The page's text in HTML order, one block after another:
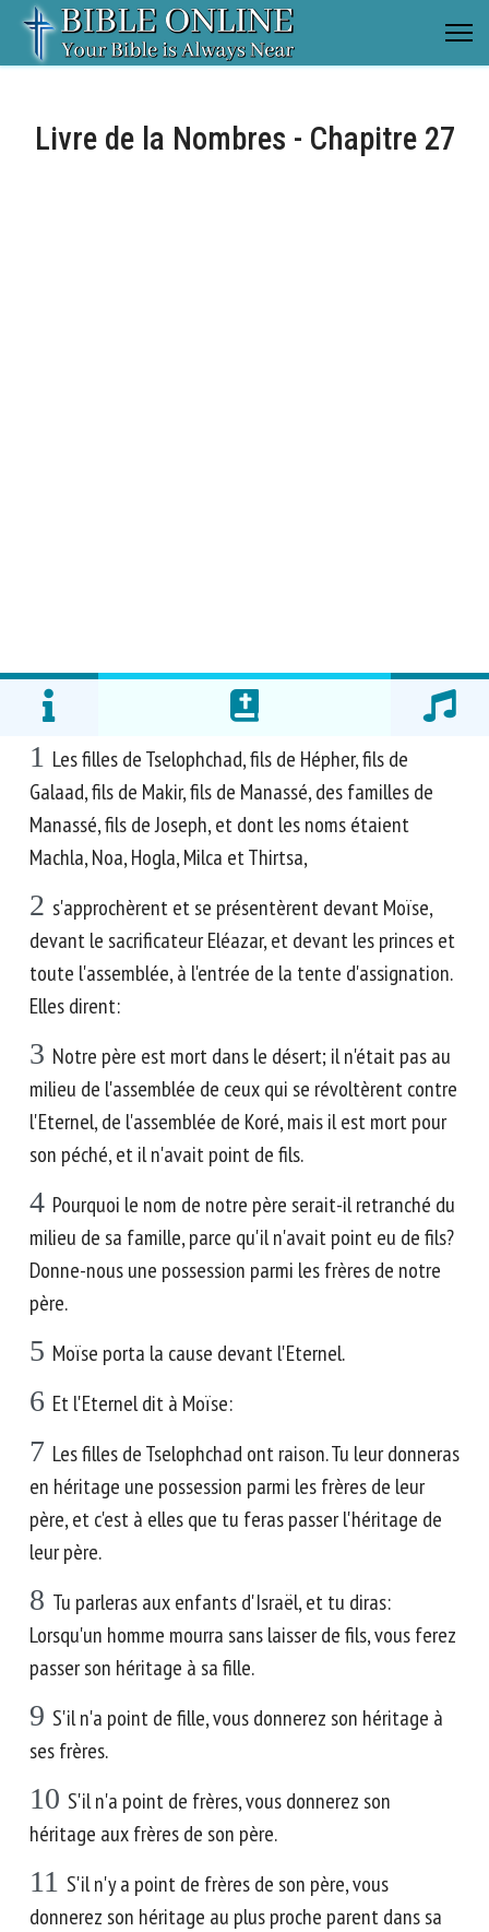
Livre de la Nombres - Chapitre 27
1 Les filles de Tselophchad, fils de Hépher, fils de
Galaad, fils de Makir, fils de Manassé, des familles de
Manassé, fils de Joseph, et dont les noms étaient
Machla, Noa, Hogla, Milca et Thirtsa,
2 s'approchèrent et se présentèrent devant Moïse,
devant le sacrificateur Eléazar, et devant les princes et
toute l'assemblée, à l'entrée de la tente d'assignation.
Elles dirent:
3 Notre père est mort dans le désert; il n'était pas au
milieu de l'assemblée de ceux qui se révoltèrent contre
l'Eternel, de l'assemblée de Koré, mais il est mort pour
son péché, et il n'avait point de fils.
4 Pourquoi le nom de notre père serait-il retranché du
milieu de sa famille, parce qu'il n'avait point eu de fils?
Donne-nous une possession parmi les frères de notre
père.
5 Moïse porta la cause devant l'Eternel.
6 Et l'Eternel dit à Moïse:
7 Les filles de Tselophchad ont raison. Tu leur donneras
en héritage une possession parmi les frères de leur
père, et c'est à elles que tu feras passer l'héritage de
leur père.
8 Tu parleras aux enfants d'Israël, et tu diras:
Lorsqu'un homme mourra sans laisser de fils, vous ferez
passer son héritage à sa fille.
9 S'il n'a point de fille, vous donnerez son héritage à
ses frères.
10 S'il n'a point de frères, vous donnerez son
héritage aux frères de son père.
11 S'il n'y a point de frères de son père, vous
donnerez son héritage au plus proche parent dans sa